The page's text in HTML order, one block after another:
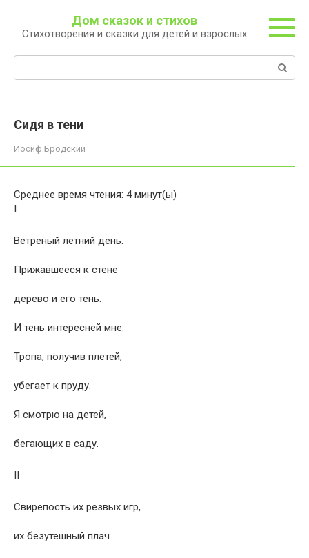
контенту
Дом сказок и стихов
Стихотворения и сказки для детей и взрослых
Сидя в тени
Иосиф Бродский
Среднее время чтения: 4 минут(ы)
I
Ветреный летний день.
Прижавшееся к стене
дерево и его тень.
И тень интересней мне.
Тропа, получив плетей,
убегает к пруду.
Я смотрю на детей,
бегающих в саду.
II
Свирепость их резвых игр,
их безутешный плач